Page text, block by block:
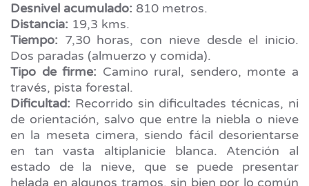
Desnivel acumulado: 810 metros.
Distancia: 19,3 kms.
Tiempo: 7,30 horas, con nieve desde el inicio.
Dos paradas (almuerzo y comida).
Tipo de firme: Camino rural, sendero, monte a
través, pista forestal.
Dificultad: Recorrido sin dificultades técnicas, ni
de orientación, salvo que entre la niebla o nieve
en la meseta cimera, siendo fácil desorientarse
en tan vasta altiplanicie blanca. Atención al
estado de la nieve, que se puede presentar
helada en algunos tramos, sin bien por lo común